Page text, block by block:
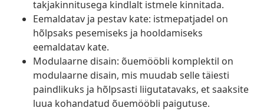
takjakinnitusega kindlalt istmele kinnitada.
Eemaldatav ja pestav kate: istmepatjadel on
hõlpsaks pesemiseks ja hooldamiseks
eemaldatav kate.
Modulaarne disain: õuemööbli komplektil on
modulaarne disain, mis muudab selle täiesti
paindlikuks ja hõlpsasti liigutatavaks, et saaksite
luua kohandatud õuemööbli paigutuse.